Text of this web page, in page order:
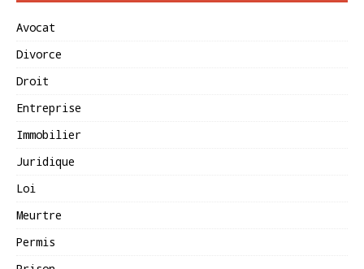
Avocat
Divorce
Droit
Entreprise
Immobilier
Juridique
Loi
Meurtre
Permis